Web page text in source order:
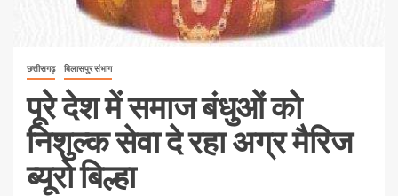
छत्तीसगढ़ बिलासपुर संभाग
पूरे देश में समाज बंधुओं को
निशुल्क सेवा दे रहा अग्र मैरिज
ब्यूरो बिल्हा